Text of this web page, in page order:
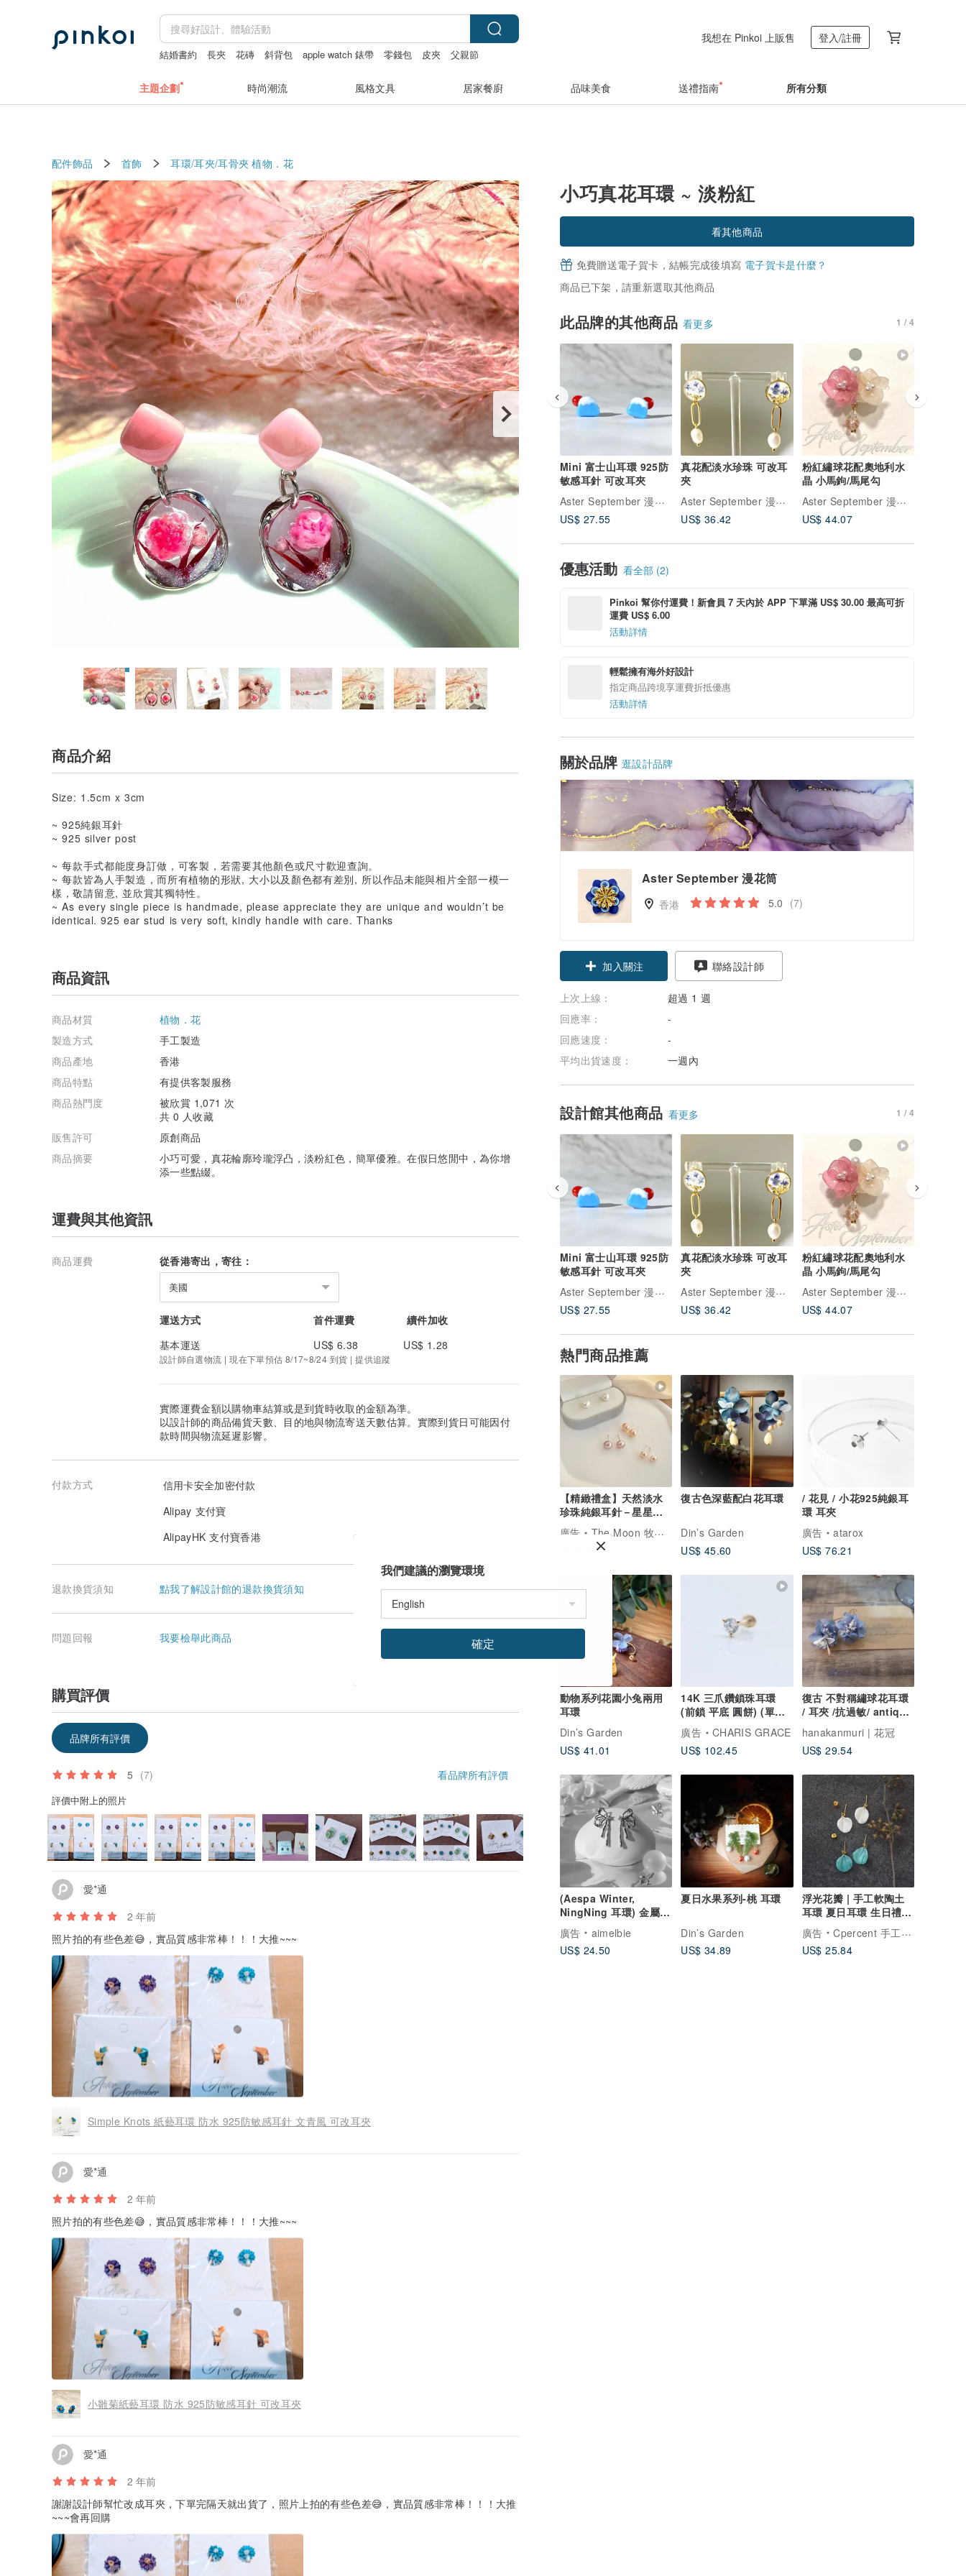
結婚書約 長夾 花磚 斜背包 apple watch 錶帶 零錢包 皮夾 父親節
我想在 Pinkoi 上販售 登入/註冊
主題企劃 時尚潮流 風格文具 居家餐廚 品味美食 送禮指南 所有分類
配件飾品 首飾 耳環/耳夾/耳骨夾 植物．花
小巧真花耳環 ~ 淡粉紅
看其他商品
免費贈送電子賀卡，結帳完成後填寫 電子賀卡是什麼？
商品已下架，請重新選取其他商品
此品牌的其他商品 看更多 1 / 4
Mini 富士山耳環 925防
敏感耳針 可改耳夾
Aster September 漫花筒
US$ 27.55
真花配淡水珍珠 可改耳
夾
Aster September 漫花筒
US$ 36.42
粉紅繡球花配奧地利水
晶 小馬鉤/馬尾勾
Aster September 漫花筒
US$ 44.07
優惠活動 看全部 (2)
Pinkoi 幫你付運費！新會員 7 天內於 APP 下單滿 US$ 30.00 最高可折
運費 US$ 6.00
活動詳情
輕鬆擁有海外好設計
指定商品跨境享運費折抵優惠
活動詳情
關於品牌 逛設計品牌
Aster September 漫花筒
香港 5.0 (7)
加入關注 聯絡設計師
上次上線：
超過 1 週
回應率：
-
回應速度：
-
平均出貨速度：
一週內
設計館其他商品 看更多 1 / 4
Mini 富士山耳環 925防
敏感耳針 可改耳夾
Aster September 漫花筒
US$ 27.55
真花配淡水珍珠 可改耳
夾
Aster September 漫花筒
US$ 36.42
粉紅繡球花配奧地利水
晶 小馬鉤/馬尾勾
Aster September 漫花筒
US$ 44.07
熱門商品推薦
【精緻禮盒】天然淡水
珍珠純銀耳針－星星們
超亮珍珠 耳環
廣告
The Moon 牧光質感飾品
US$ 39.20
復古色深藍配白花耳環
Din’s Garden
US$ 45.60
/ 花見 / 小花925純銀耳
環 耳夾
廣告
atarox
US$ 76.21
動物系列花園小兔兩用
耳環
Din’s Garden
US$ 41.01
14K 三爪鑽鎖珠耳環
(前鎖 平底 圓餅) (單個)
耳骨 耳窩 不褪色
廣告
CHARIS GRACE
US$ 102.45
復古 不對稱繡球花耳環
/ 耳夾 /抗過敏/ antique
blue
hanakanmuri | 花冠
US$ 29.54
(Aespa Winter,
NingNing 耳環) 金屬液
態緞帶耳環 - 銀色
廣告
aimelbie
US$ 24.50
夏日水果系列-桃 耳環
Din’s Garden
US$ 34.89
浮光花瓣 | 手工軟陶土
耳環 夏日耳環 生日禮物
情人節禮物
廣告
Cpercent 手工飾品
US$ 25.84
商品介紹
Size: 1.5cm x 3cm
~ 925純銀耳針
~ 925 silver post
~ 每款手式都能度身訂做，可客製，若需要其他顏色或尺寸歡迎查詢。
~ 每款皆為人手製造，而所有植物的形狀, 大小以及顏色都有差別, 所以作品未能與相片全部一模一
樣，敬請留意, 並欣賞其獨特性。
~ As every single piece is handmade, please appreciate they are unique and wouldn’t be
identical. 925 ear stud is very soft, kindly handle with care. Thanks
商品資訊
商品材質
植物．花
製造方式
手工製造
商品產地
香港
商品特點
有提供客製服務
商品熱門度
被欣賞 1,071 次
共 0 人收藏
販售許可
原創商品
商品摘要
小巧可愛，真花輪廓玲瓏浮凸，淡粉紅色，簡單優雅。在假日悠閒中，為你增
添一些點綴。
運費與其他資訊
商品運費 從香港寄出，寄往：
美國
運送方式 首件運費
續件加收
基本運送
US$ 6.38 US$ 1.28
設計師自選物流 | 現在下單預估 8/17~8/24 到貨 | 提供追蹤
實際運費金額以購物車結算或是到貨時收取的金額為準。
以設計師的商品備貨天數、目的地與物流寄送天數估算。實際到貨日可能因付
款時間與物流延遲影響。
付款方式
信用卡安全加密付款
Alipay 支付寶
AlipayHK 支付寶香港
退款換貨須知 點我了解設計館的退款換貨須知
問題回報 我要檢舉此商品
購買評價
品牌所有評價
5 (7) 看品牌所有評價
評價中附上的照片
愛*通
2 年前
照片拍的有些色差😅，實品質感非常棒！！！大推~~~
Simple Knots 紙藝耳環 防水 925防敏感耳針 文青風 可改耳夾
愛*通
2 年前
照片拍的有些色差😅，實品質感非常棒！！！大推~~~
小雛菊紙藝耳環 防水 925防敏感耳針 可改耳夾
愛*通
2 年前
謝謝設計師幫忙改成耳夾，下單完隔天就出貨了，照片上拍的有些色差😅，實品質感非常棒！！！大推
~~~會再回購
我們建議的瀏覽環境
確定